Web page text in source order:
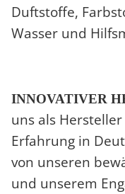
Duftstoffe,
Wasser und
INNOVATIVER
uns als
Erfahrung in
von unseren
und unserem